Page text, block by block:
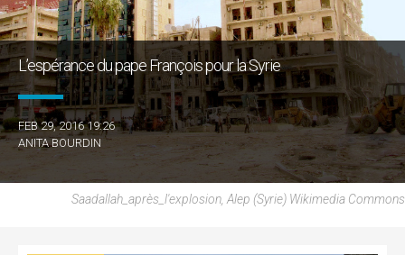
L’espérance du pape François pour la Syrie
FEB 29, 2016 19:26
ANITA BOURDIN
Saadallah_après_l'explosion, Alep (Syrie) Wikimedia Commons